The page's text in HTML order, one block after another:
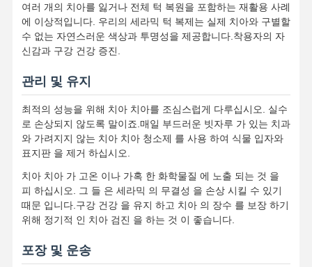
치과 공간 유지관리자
정형 치아 기능 장치
교합 부목
입 보호기
정형 치아 확장기
치아 임플란트 솔루션
여러 개의 치아를 잃거나 전체 턱 복원을 포함하는 재활용 사례
에 이상적입니다. 우리의 세라믹 턱 복제는 실제 치아와 구별할
수 없는 자연스러운 색상과 투명성을 제공합니다.착용자의 자
신감과 구강 건강 증진.
관리 및 유지
최적의 성능을 위해 치아 치아를 조심스럽게 다루십시오. 실수
로 손상되지 않도록 말이죠.매일 부드러운 빗자루 가 있는 치과
와 가려지지 않는 치아 치아 청소제 를 사용 하여 식물 입자와
표지판 을 제거 하십시오.
치아 치아 가 고온 이나 가혹 한 화학물질 에 노출 되는 것 을
피 하십시오. 그 들 은 세라믹 의 무결성 을 손상 시킬 수 있기
때문 입니다.구강 건강 을 유지 하고 치아 의 장수 를 보장 하기
위해 정기적 인 치아 검진 을 하는 것 이 좋습니다.
포장 및 운송